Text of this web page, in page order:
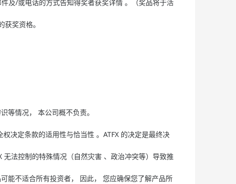
及/或电话的方式告知得奖者获奖详情 。（奖品将于活
奖资格。
等情况， 本公司概不负责。
决定条款的适用性与恰当性 。ATFX 的决定是最终决
法控制的特殊情况（自然灾害 、政治冲突等）导致推
能不适合所有投资者， 因此， 您应确保您了解产品所